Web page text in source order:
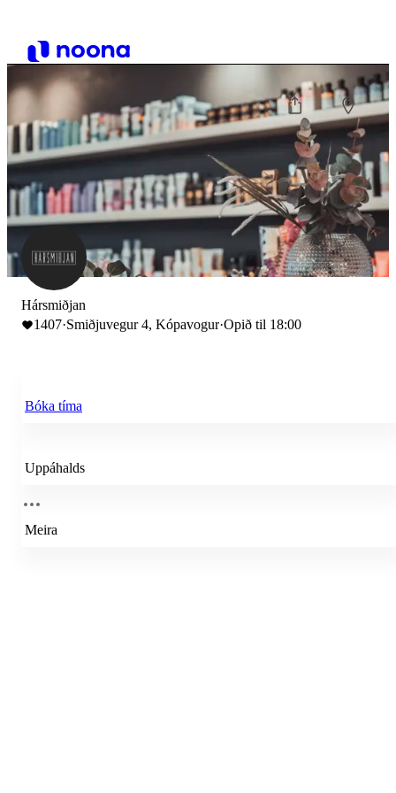
Hársmiðjan
1407·Smiðjuvegur 4, Kópavogur·Opið til 18:00
Bóka tíma
Uppáhalds
Meira